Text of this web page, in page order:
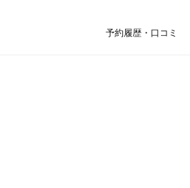
予約履歴・口コミ